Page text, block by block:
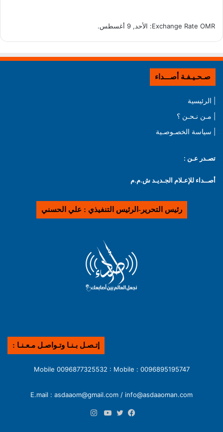
Exchange Rate OMR : الأحد, 9 أغسطس.
صـحـيـفـة أصـــداء
| الرئيسية
| مـن نـحـن ؟
| سياسة الخصـوصـية
تصـدر عـن :
أصــداء للإعـلام الجـديـد ش.م.م
رئيس التحرير-الرئيس التنفيذي : علي الحسني
إتـصـل بـنـا وتـواصـل مـعـنـا :
0096895195747 : Mobile 0096877325532 : Mobile
E.mail : asdaaom@gmail.com / info@asdaaoman.com